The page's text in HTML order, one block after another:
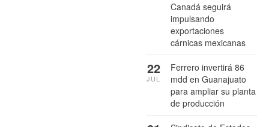
Canadá seguirá
impulsando
exportaciones
cárnicas mexicanas
Ferrero invertirá 86
mdd en Guanajuato
para ampliar su planta
de producción
22
JUL